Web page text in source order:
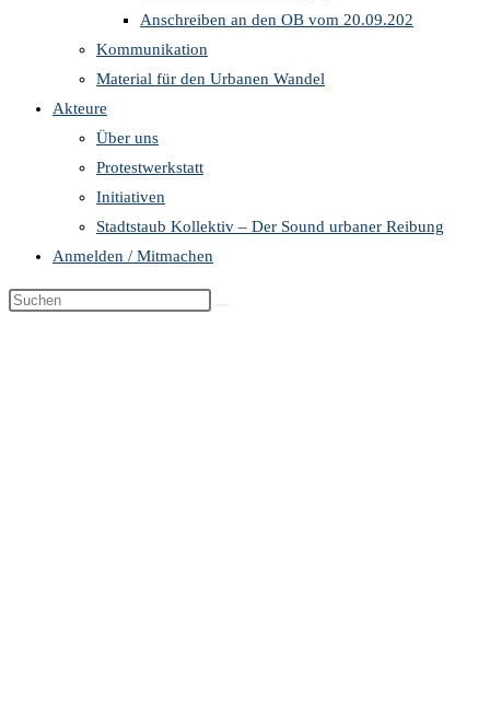
Anschreiben an den OB vom 20.09.202
Kommunikation
Material für den Urbanen Wandel
Akteure
Über uns
Protestwerkstatt
Initiativen
Stadtstaub Kollektiv – Der Sound urbaner Reibung
Anmelden / Mitmachen
Diese